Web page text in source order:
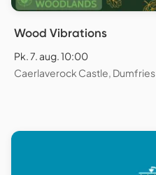
Wood Vibrations
Pk. 7. aug. 10:00
Caerlaverock Castle, Dumfries